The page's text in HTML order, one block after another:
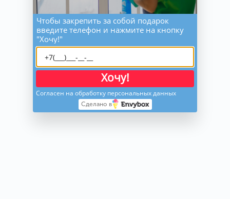
Чтобы закрепить за собой подарок
введите телефон и нажмите на кнопку
"Хочу!"
Хочу!
Согласен на обработку персональных данных
Сделано в